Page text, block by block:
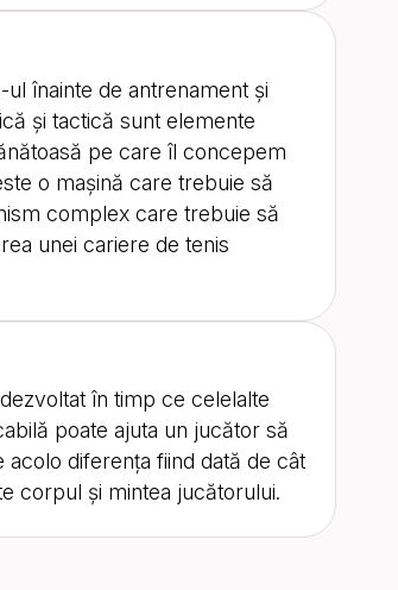
înainte de antrenament și
și tactică sunt elemente
pe care îl concepem
o mașină care trebuie să
complex care trebuie să
unei cariere de tenis
în timp ce celelalte
poate ajuta un jucător să
diferența fiind dată de cât
corpul și mintea jucătorului.